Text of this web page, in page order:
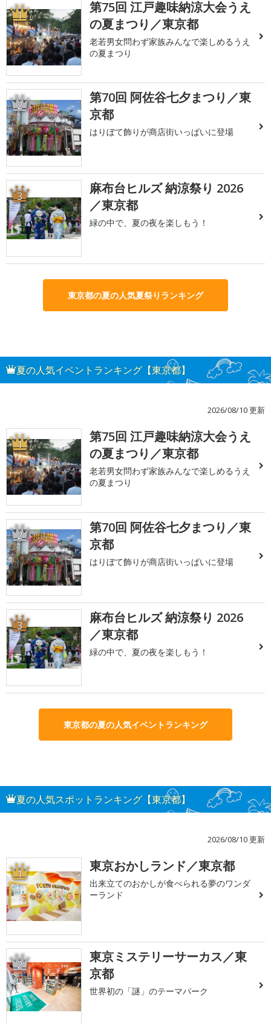
1
第75回 江戸趣味納涼大会うえ
の夏まつり／東京都
老若男女問わず家族みんなで楽しめるうえ
の夏まつり
2
第70回 阿佐谷七夕まつり／東
京都
はりぼて飾りが商店街いっぱいに登場
3
麻布台ヒルズ 納涼祭り 2026
／東京都
緑の中で、夏の夜を楽しもう！
東京都の夏の人気夏祭りランキング
夏の人気イベントランキング【東京都】
2026/08/10 更新
1
第75回 江戸趣味納涼大会うえ
の夏まつり／東京都
老若男女問わず家族みんなで楽しめるうえ
の夏まつり
2
第70回 阿佐谷七夕まつり／東
京都
はりぼて飾りが商店街いっぱいに登場
3
麻布台ヒルズ 納涼祭り 2026
／東京都
緑の中で、夏の夜を楽しもう！
東京都の夏の人気イベントランキング
夏の人気スポットランキング【東京都】
2026/08/10 更新
1 東京おかしランド／東京都
出来立てのおかしが食べられる夢のワンダ
ーランド
2
東京ミステリーサーカス／東
京都
世界初の「謎」のテーマパーク